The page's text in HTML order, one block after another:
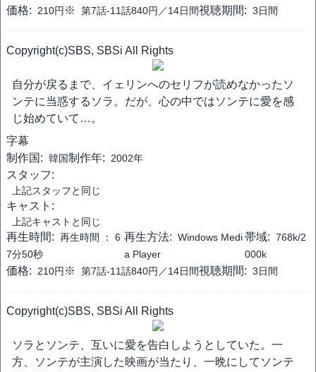
価格: 210円 ※ 第7話-11話840円／14日間視聴期間: 3日間
Copyright(c)SBS, SBSi All Rights
自分が戻るまで、イェリンへのセリフが読めなかったソ
ンテに当惑するソラ。だが、心の中ではソンテに愛を感
じ始めていて…。
字幕
制作国: 韓国制作年: 2002年
スタッフ:
上記スタッフと同じ
キャスト:
上記キャストと同じ
再生時間: 再生時間 ： 6
7分50秒
再生方法: Windows Medi
a Player
帯域: 768k/2
000k
価格: 210円 ※ 第7話-11話840円／14日間視聴期間: 3日間
Copyright(c)SBS, SBSi All Rights
ソラとソンテ、互いに愛を告白しようとしていた。一
方、ソンテが主演した映画が当たり、一晩にしてソンテ